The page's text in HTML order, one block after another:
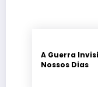
A Guerra
Nossos Dias